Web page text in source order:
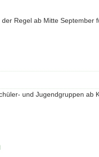
Regel ab Mitte September
und Jugendgruppen ab